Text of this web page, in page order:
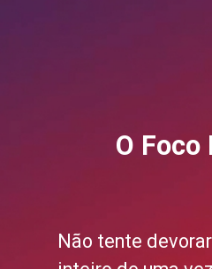
O Foco
Não tente